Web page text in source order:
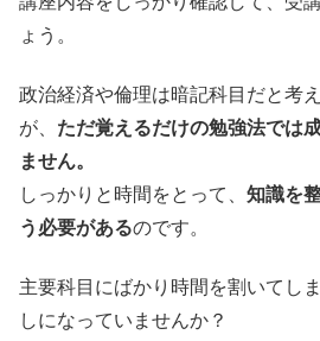
ょう。
政治経済や倫理は暗記科目だと考
が、 ただ覚えるだけの勉強法では
ません。
しっかりと時間をとって、 知識を
う必要があるのです。
主要科目にばかり時間を割いてし
しになっていませんか？